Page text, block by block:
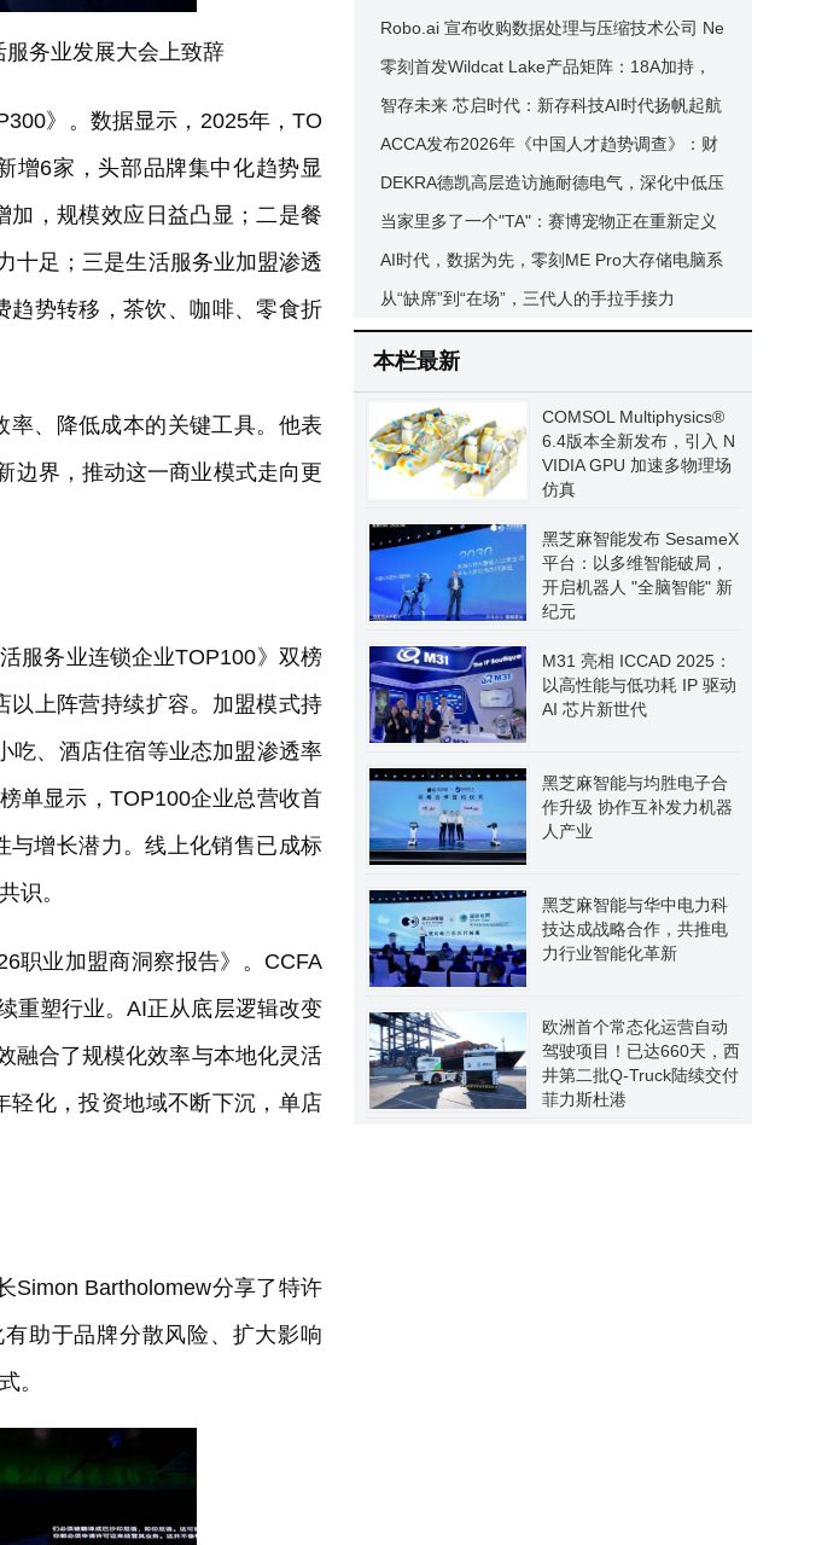
务业发展大会上致辞
》。数据显示，2025年，TO
增6家，头部品牌集中化趋势显
加，规模效应日益凸显；二是餐
十足；三是生活服务业加盟渗透
趋势转移，茶饮、咖啡、零食折
、降低成本的关键工具。他表
边界，推动这一商业模式走向更
服务业连锁企业TOP100》双榜
以上阵营持续扩容。加盟模式持
吃、酒店住宿等业态加盟渗透率
单显示，TOP100企业总营收首
与增长潜力。线上化销售已成标
识。
职业加盟商洞察报告》。CCFA
重塑行业。AI正从底层逻辑改变
融合了规模化效率与本地化灵活
轻化，投资地域不断下沉，单店
Simon Bartholomew分享了特许
助于品牌分散风险、扩大影响
。
鹰奖•制造业AI创新领军企业奖
Robo.ai 宣布收购数据处理与压缩技术公司 Ne
urovia，构建 AI 基础设施，赋能机器经济
零刻首发Wildcat Lake产品矩阵：18A加持，
低功耗主机迎来性能爆发
智存未来 芯启时代：新存科技AI时代扬帆起航
ACCA发布2026年《中国人才趋势调查》：财
会人才积极拥抱AI，向往多元发展与工作价值
DEKRA德凯高层造访施耐德电气，深化中低压
电气和网络安全领域合作共探创新未来
当家里多了一个"TA"：赛博宠物正在重新定义
现代家庭的陪伴方式
AI时代，数据为先，零刻ME Pro大存储电脑系
列多款新品发布
从“缺席”到“在场”，三代人的手拉手接力
本栏最新
COMSOL Multiphysics®
6.4版本全新发布，引入 N
VIDIA GPU 加速多物理场
仿真
黑芝麻智能发布 SesameX
平台：以多维智能破局，
开启机器人 "全脑智能" 新
纪元
M31 亮相 ICCAD 2025：
以高性能与低功耗 IP 驱动
AI 芯片新世代
黑芝麻智能与均胜电子合
作升级 协作互补发力机器
人产业
黑芝麻智能与华中电力科
技达成战略合作，共推电
力行业智能化革新
欧洲首个常态化运营自动
驾驶项目！已达660天，西
井第二批Q-Truck陆续交付
菲力斯杜港